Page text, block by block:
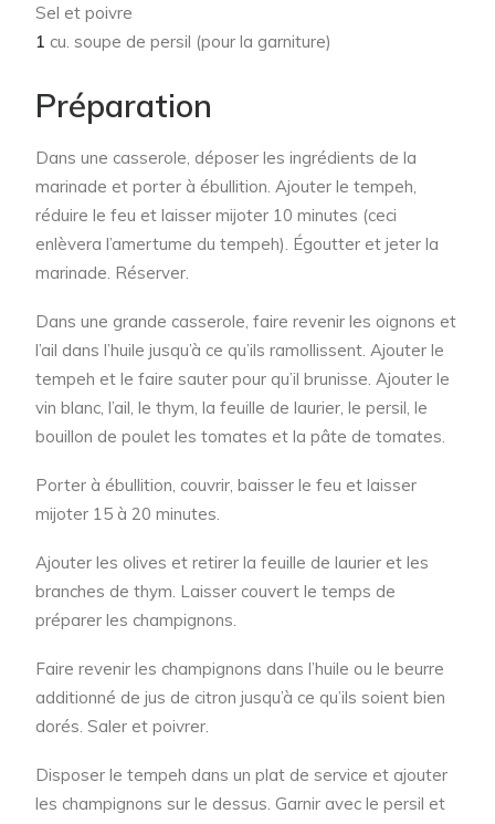
Sel et poivre
1 cu. soupe de persil (pour la garniture)
Préparation
Dans une casserole, déposer les ingrédients de la
marinade et porter à ébullition. Ajouter le tempeh,
réduire le feu et laisser mijoter 10 minutes (ceci
enlèvera l’amertume du tempeh). Égoutter et jeter la
marinade. Réserver.
Dans une grande casserole, faire revenir les oignons et
l’ail dans l’huile jusqu’à ce qu’ils ramollissent. Ajouter le
tempeh et le faire sauter pour qu’il brunisse. Ajouter le
vin blanc, l’ail, le thym, la feuille de laurier, le persil, le
bouillon de poulet les tomates et la pâte de tomates.
Porter à ébullition, couvrir, baisser le feu et laisser
mijoter 15 à 20 minutes.
Ajouter les olives et retirer la feuille de laurier et les
branches de thym. Laisser couvert le temps de
préparer les champignons.
Faire revenir les champignons dans l’huile ou le beurre
additionné de jus de citron jusqu’à ce qu’ils soient bien
dorés. Saler et poivrer.
Disposer le tempeh dans un plat de service et ajouter
les champignons sur le dessus. Garnir avec le persil et